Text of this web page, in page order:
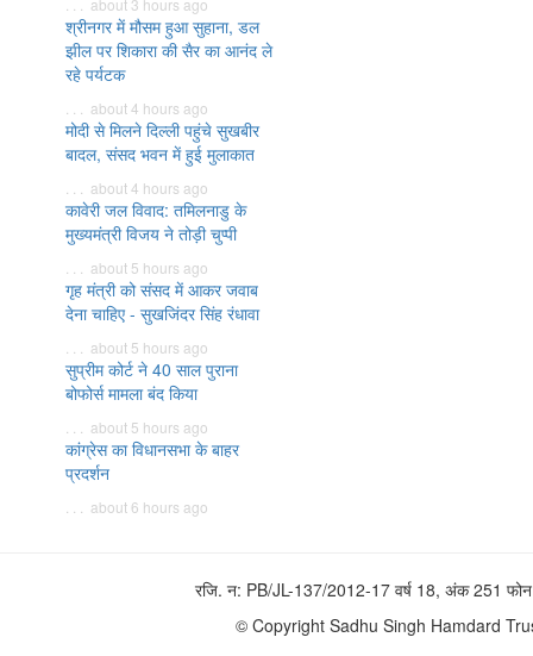
. . . about 3 hours ago
श्रीनगर में मौसम हुआ सुहाना, डल
झील पर शिकारा की सैर का आनंद ले
रहे पर्यटक
. . . about 4 hours ago
मोदी से मिलने दिल्ली पहुंचे सुखबीर
बादल, संसद भवन में हुई मुलाकात
. . . about 4 hours ago
कावेरी जल विवाद: तमिलनाडु के
मुख्यमंत्री विजय ने तोड़ी चुप्पी
. . . about 5 hours ago
गृह मंत्री को संसद में आकर जवाब
देना चाहिए - सुखजिंदर सिंह रंधावा
. . . about 5 hours ago
सुप्रीम कोर्ट ने 40 साल पुराना
बोफोर्स मामला बंद किया
. . . about 5 hours ago
कांग्रेस का विधानसभा के बाहर
प्रदर्शन
. . . about 6 hours ago
रजि. न: PB/JL-137/2012-17 वर्ष 18, अंक 251
© Copyright Sadhu Singh Hamdard